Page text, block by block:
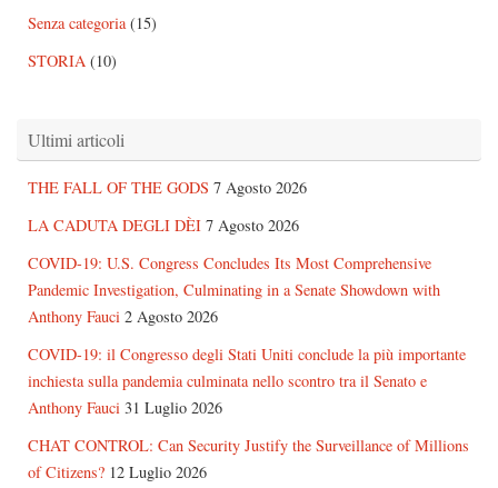
Senza categoria(15)
STORIA (10)
Ultimi articoli
THE FALL OF THE GODS 7 Agosto 2026
LA CADUTA DEGLI DÈI 7 Agosto 2026
COVID-19: U.S. Congress Concludes Its Most Comprehensive
Pandemic Investigation, Culminating in a Senate Showdown with
Anthony Fauci 2 Agosto 2026
COVID-19: il Congresso degli Stati Uniti conclude la più importante
inchiesta sulla pandemia culminata nello scontro tra il Senato e
Anthony Fauci 31 Luglio 2026
CHAT CONTROL: Can Security Justify the Surveillance of Millions
of Citizens? 12 Luglio 2026